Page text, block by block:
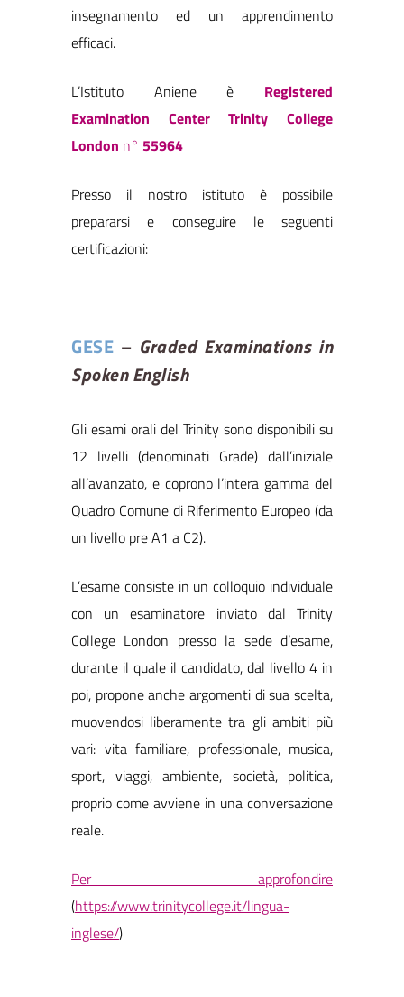
insegnamento ed un apprendimento
efficaci.
L’Istituto Aniene è Registered
Examination Center Trinity College
London n° 55964
Presso il nostro istituto è possibile
prepararsi e conseguire le seguenti
certificazioni:
GESE – Graded Examinations in
Spoken English
Gli esami orali del Trinity sono disponibili su
12 livelli (denominati Grade) dall’iniziale
all’avanzato, e coprono l’intera gamma del
Quadro Comune di Riferimento Europeo (da
un livello pre A1 a C2).
L’esame consiste in un colloquio individuale
con un esaminatore inviato dal Trinity
College London presso la sede d’esame,
durante il quale il candidato, dal livello 4 in
poi, propone anche argomenti di sua scelta,
muovendosi liberamente tra gli ambiti più
vari: vita familiare, professionale, musica,
sport, viaggi, ambiente, società, politica,
proprio come avviene in una conversazione
reale.
Per approfondire
(https://www.trinitycollege.it/lingua-
inglese/)